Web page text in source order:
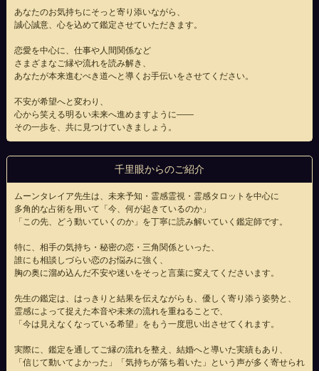
あなたのお気持ちにそっと寄り添いながら、
誠心誠意、心を込めて鑑定させていただきます。
恋愛を中心に、仕事や人間関係など
さまざまなご縁や流れを読み解き、
あなたが本来進むべき道へと導くお手伝いをさせてください。
不安が希望へと変わり、
心から笑える明るい未来へ進めますように――
その一歩を、共に見つけていきましょう。
千里眼からのご紹介
ムーンタレイア先生は、未来予知・霊感霊視・霊感タロットを中心に
多角的な占術を用いて「今、何が起きているのか」
「この先、どう動いていくのか」を丁寧に読み解いていく鑑定師です。
特に、相手の気持ち・秘密の恋・三角関係といった、
誰にも相談しづらい恋のお悩みに強く、
胸の奥に溜め込んだ不安や迷いをそっと言葉に変えてくださいます。
先生の鑑定は、はっきりと結果を伝えながらも、優しく寄り添う姿勢と、
霊感によって捉えた本音や未来の流れを重ねることで、
「今は見えなくなっている希望」をもう一度思い出させてくれます。
実際に、鑑定を通してご縁の流れを整え、結婚へと導いた実績もあり、
「信じて動いてよかった」「気持ちが落ち着いた」という声が多く寄せられ